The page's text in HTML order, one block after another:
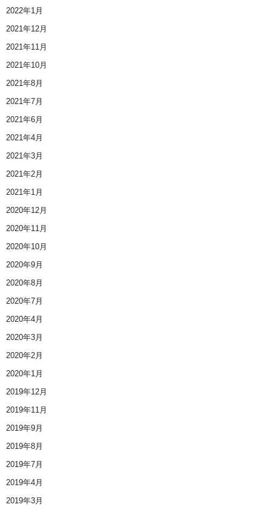
2022年1月
2021年12月
2021年11月
2021年10月
2021年8月
2021年7月
2021年6月
2021年4月
2021年3月
2021年2月
2021年1月
2020年12月
2020年11月
2020年10月
2020年9月
2020年8月
2020年7月
2020年4月
2020年3月
2020年2月
2020年1月
2019年12月
2019年11月
2019年9月
2019年8月
2019年7月
2019年4月
2019年3月